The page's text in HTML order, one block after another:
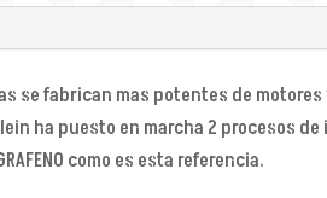
se fabrican mas potentes de
ha puesto en marcha 2 procesos
como es esta referencia.